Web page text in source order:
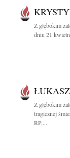
Z głębokim
dniu 21
Z głębokim
tragicznej
RP,...